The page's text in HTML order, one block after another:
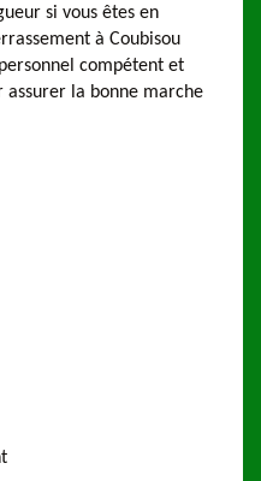
si vous êtes en
à Coubisou
compétent et
la bonne marche